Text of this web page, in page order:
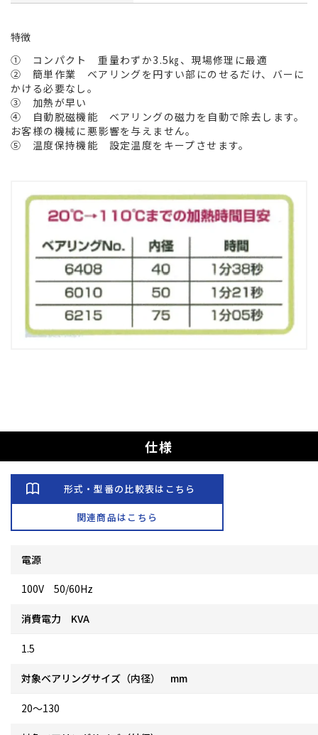
特徴
① コンパクト 重量わずか3.5㎏、現場修理に最適
② 簡単作業 ベアリングを円すい部にのせるだけ、バーに
かける必要なし。
③ 加熱が早い
④ 自動脱磁機能 ベアリングの磁力を自動で除去します。
お客様の機械に悪影響を与えません。
⑤ 温度保持機能 設定温度をキープさせます。
仕様
形式・型番の比較表はこちら
関連商品はこちら
電源
100V 50/60Hz
消費電力 KVA
1.5
対象ベアリングサイズ（内径） mm
20～130